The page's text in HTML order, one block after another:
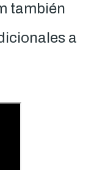
también
a